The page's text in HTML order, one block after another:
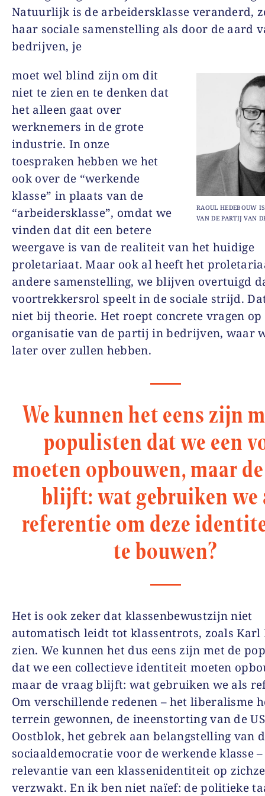
Natuurlijk is de arbeidersklasse veranderd,
haar sociale samenstelling als door de aard
bedrijven, je
RAOUL HEDEBOUW
VAN DE PARTIJ VAN
moet wel blind zijn om dit
niet te zien en te denken dat
het alleen gaat over
werknemers in de grote
industrie. In onze
toespraken hebben we het
ook over de “werkende
klasse” in plaats van de
“arbeidersklasse”, omdat we
vinden dat dit een betere
weergave is van de realiteit van het huidige
proletariaat. Maar ook al heeft het
andere samenstelling, we blijven overtuigd
voortrekkersrol speelt in de sociale strijd.
niet bij theorie. Het roept concrete vragen op
organisatie van de partij in bedrijven, waar
later over zullen hebben.
We kunnen het eens zijn
populisten dat we een
moeten opbouwen, maar
blijft: wat gebruiken we
referentie om deze
te bouwen?
Het is ook zeker dat klassenbewustzijn niet
automatisch leidt tot klassentrots, zoals
zien. We kunnen het dus eens zijn met de
dat we een collectieve identiteit moeten
maar de vraag blijft: wat gebruiken we als
Om verschillende redenen – het liberalisme
terrein gewonnen, de ineenstorting van de
Oostblok, het gebrek aan belangstelling van
sociaaldemocratie voor de werkende klasse
relevantie van een klassenidentiteit op
verzwakt. En ik ben niet naïef: de politieke